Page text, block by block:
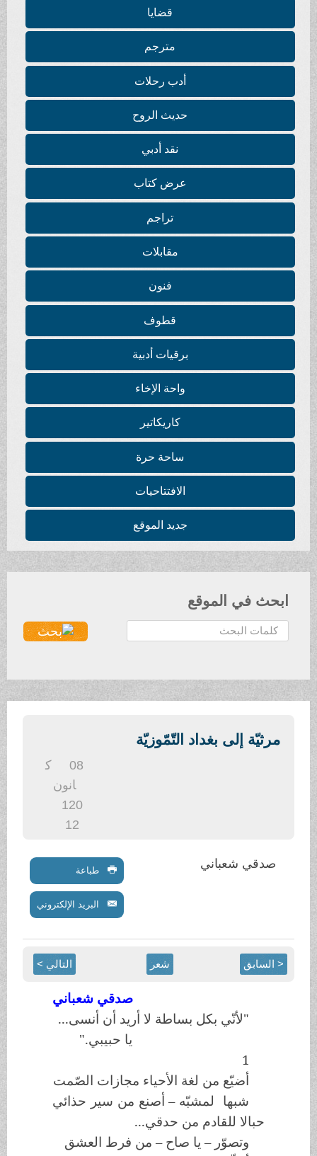
قضايا
مترجم
أدب رحلات
حديث الروح
نقد أدبي
عرض كتاب
تراجم
مقابلات
فنون
قطوف
برقيات أدبية
واحة الإخاء
كاريكاتير
ساحة حرة
الافتتاحيات
جديد الموقع
ابحث في الموقع
ح
ث
مرثيّة إلى بغداد التّمّوزيّة
انون
120
صدقي شعباني طباعة
البريد الإلكتروني
< السابق شعر التالي >
صدقي شعباني
"لأنّي بكل بساطة لا أريد أن أنسى...
يا حبيبي."
أضيّع من لغة الأحياء مجازات الصّمت
شبها لمشبّه – أصنع من سير حذائي
حبالا للقادم من حدقي...
وتصوّر – يا صاح – من فرط العشق